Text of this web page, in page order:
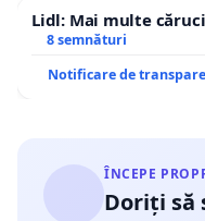
Lidl: Mai multe
8 semnături
Notificare de
ÎNCEPE
Doriți să